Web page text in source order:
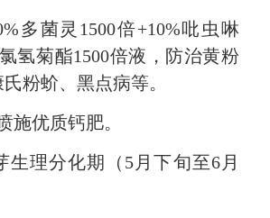
菌灵1500倍+10%吡虫啉
氢菊酯1500倍液，防治黄粉
粉蚧、黑点病等。
优质钙肥。
理分化期（5月下旬至6月